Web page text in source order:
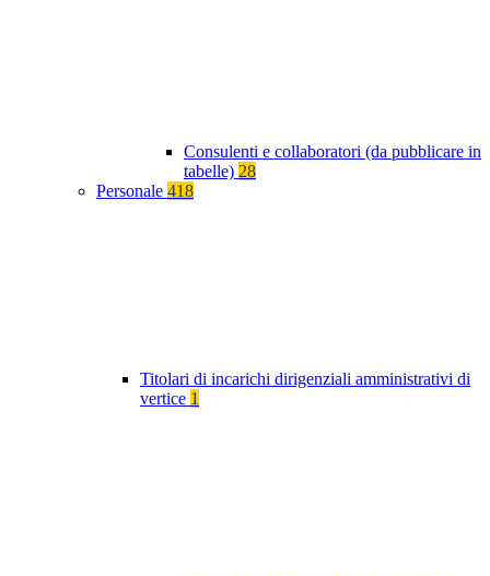
Consulenti e collaboratori (da pubblicare in
tabelle) 28
Personale 418
Titolari di incarichi dirigenziali amministrativi di
vertice 1